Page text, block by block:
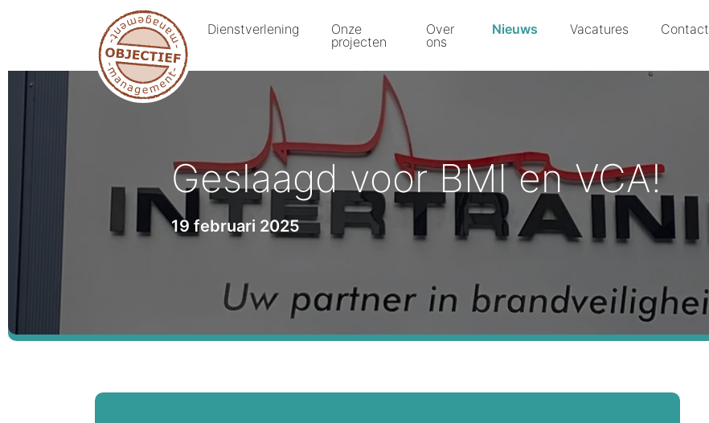
Dienstverlening
Onze
projecten
Over
ons
Nieuws Vacatures Contact
Geslaagd voor BMI en VCA!
19 februari 2025